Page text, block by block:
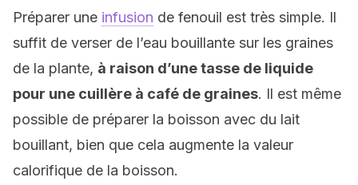
Préparer une infusion de fenouil est très simple. Il
suffit de verser de l’eau bouillante sur les graines
de la plante, à raison d’une tasse de liquide
pour une cuillère à café de graines. Il est même
possible de préparer la boisson avec du lait
bouillant, bien que cela augmente la valeur
calorifique de la boisson.